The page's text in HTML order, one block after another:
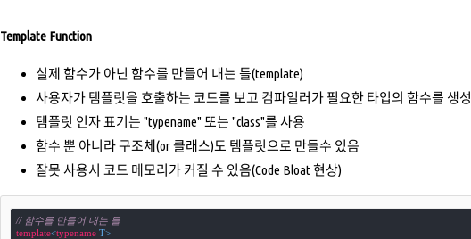
Template Function
실제 함수가 아닌 함수를 만들어 내는 틀(template)
사용자가 템플릿을 호출하는 코드를 보고 컴파일러가 필요한 타입의 함수를 생성
템플릿 인자 표기는 "typename" 또는 "class"를 사용
함수 뿐 아니라 구조체(or 클래스)도 템플릿으로 만들수 있음
잘못 사용시 코드 메모리가 커질 수 있음(Code Bloat 현상)
// 함수를 만들어 내는 틀
template<typename T>